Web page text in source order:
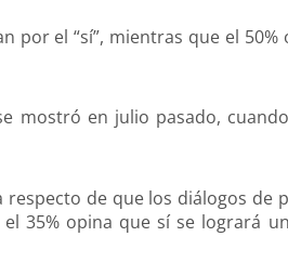
por el “sí”, mientras que el 50%
mostró en julio pasado, cuando
de que los diálogos de
35% opina que sí se logrará